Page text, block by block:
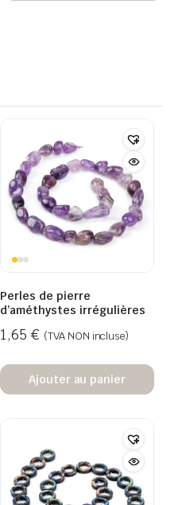
Perles de pierre
d’améthystes irrégulières
1,65 € (TVA NON incluse)
Ajouter au panier